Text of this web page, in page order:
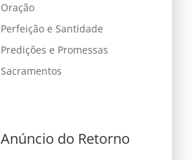
Oração
Perfeição e Santidade
Predições e Promessas
Sacramentos
Anúncio do Retorno